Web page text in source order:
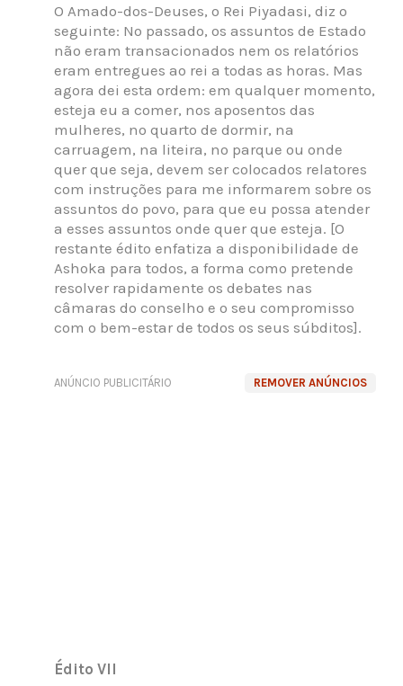
O Amado-dos-Deuses, o Rei Piyadasi, diz o
seguinte: No passado, os assuntos de Estado
não eram transacionados nem os relatórios
eram entregues ao rei a todas as horas. Mas
agora dei esta ordem: em qualquer momento,
esteja eu a comer, nos aposentos das
mulheres, no quarto de dormir, na
carruagem, na liteira, no parque ou onde
quer que seja, devem ser colocados relatores
com instruções para me informarem sobre os
assuntos do povo, para que eu possa atender
a esses assuntos onde quer que esteja. [O
restante édito enfatiza a disponibilidade de
Ashoka para todos, a forma como pretende
resolver rapidamente os debates nas
câmaras do conselho e o seu compromisso
com o bem-estar de todos os seus súbditos].
REMOVER ANÚNCIOS
ANÚNCIO PUBLICITÁRIO
Édito VII